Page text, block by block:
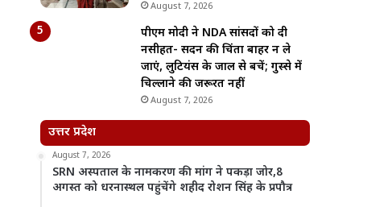
August 7, 2026
पीएम मोदी ने NDA सांसदों को दी
नसीहत- सदन की चिंता बाहर न ले
जाएं, लुटियंस के जाल से बचें; गुस्से में
चिल्लाने की जरूरत नहीं
August 7, 2026
उत्तर प्रदेश
August 7, 2026
SRN अस्पताल के नामकरण की मांग ने पकड़ा जोर,8
अगस्त को धरनास्थल पहुंचेंगे शहीद रोशन सिंह के प्रपौत्र